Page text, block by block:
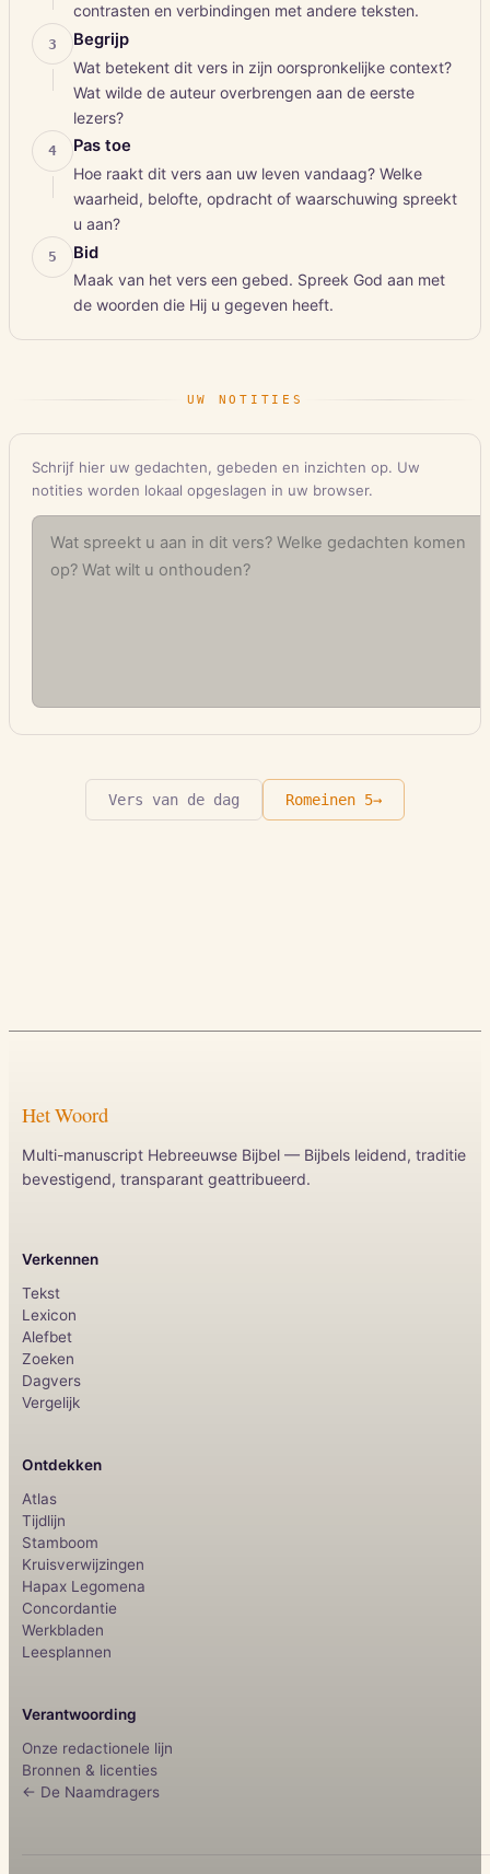
contrasten en verbindingen met andere teksten.
3 Begrijp
Wat betekent dit vers in zijn oorspronkelijke context?
Wat wilde de auteur overbrengen aan de eerste
lezers?
4 Pas toe
Hoe raakt dit vers aan uw leven vandaag? Welke
waarheid, belofte, opdracht of waarschuwing spreekt
u aan?
5 Bid
Maak van het vers een gebed. Spreek God aan met
de woorden die Hij u gegeven heeft.
UW NOTITIES
Schrijf hier uw gedachten, gebeden en inzichten op. Uw
notities worden lokaal opgeslagen in uw browser.
Vers van de dag Romeinen 5→
Het Woord
Multi-manuscript Hebreeuwse Bijbel — Bijbels leidend, traditie
bevestigend, transparant geattribueerd.
Verkennen
Tekst
Lexicon
Alefbet
Zoeken
Dagvers
Vergelijk
Ontdekken
Atlas
Tijdlijn
Stamboom
Kruisverwijzingen
Hapax Legomena
Concordantie
Werkbladen
Leesplannen
Verantwoording
Onze redactionele lijn
Bronnen & licenties
← De Naamdragers